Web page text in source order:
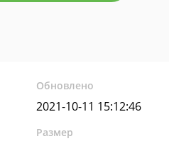
Обновлено
2021-10-11 15:12:46
Размер